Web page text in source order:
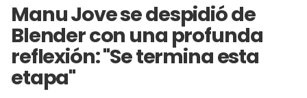
Manu Jove se despidió de
Blender con una profunda
reflexión: "Se termina esta
etapa"